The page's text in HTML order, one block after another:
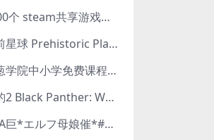
2000个 steam共享游戏账号 离线steam账号分享
史前星球 Prehistoric Planet (2022) 中字 1080p 高清 阿里云盘 2022.5.27已更新全集
洋葱学院中小学免费课程集合 云盘下载
黑豹2 Black Panther: Wakanda Forever (2022) 高清版
OVA巨*エルフ母娘催*#1エルフの国を蹂*する男。汚された女王と姫